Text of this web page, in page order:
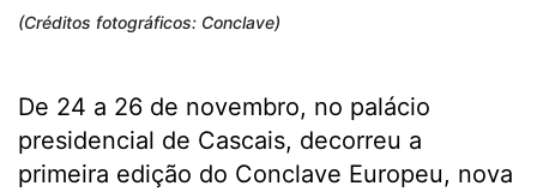
(Créditos fotográficos: Conclave)
De 24 a 26 de novembro, no palácio
presidencial de Cascais, decorreu a
primeira edição do Conclave Europeu, nova